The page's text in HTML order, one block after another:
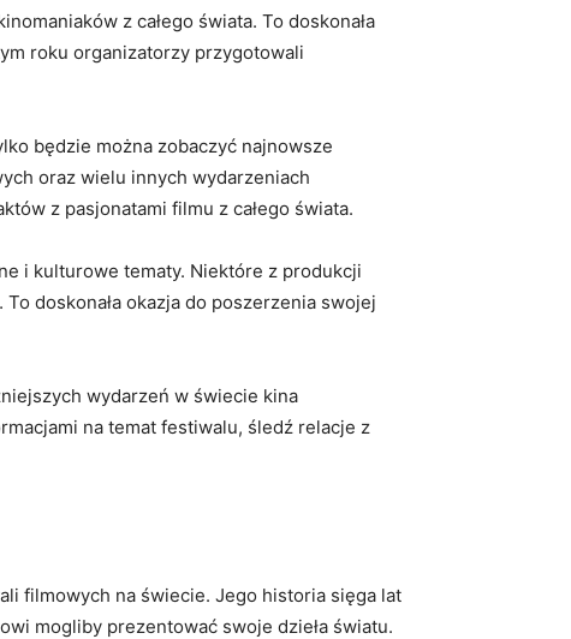
z całego świata. To doskonała
roku organizatorzy przygotowali
będzie można zobaczyć najnowsze
oraz wielu innych wydarzeniach
z pasjonatami filmu z całego świata.
i kulturowe tematy. Niektóre z produkcji
doskonała okazja do poszerzenia swojej
wydarzeń w świecie kina
na temat festiwalu, śledź relacje z
filmowych na świecie. Jego historia sięga lat
mogliby prezentować swoje dzieła światu.